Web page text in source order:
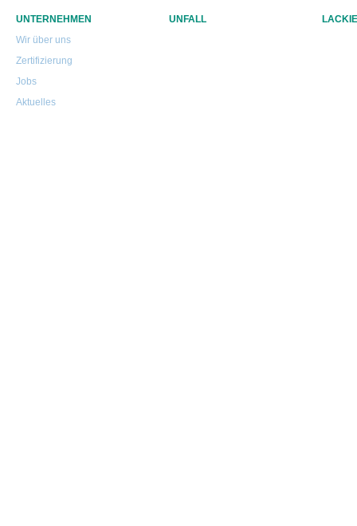
UNTERNEHMEN
Wir über uns
Zertifizierung
Jobs
Aktuelles
UNFALL